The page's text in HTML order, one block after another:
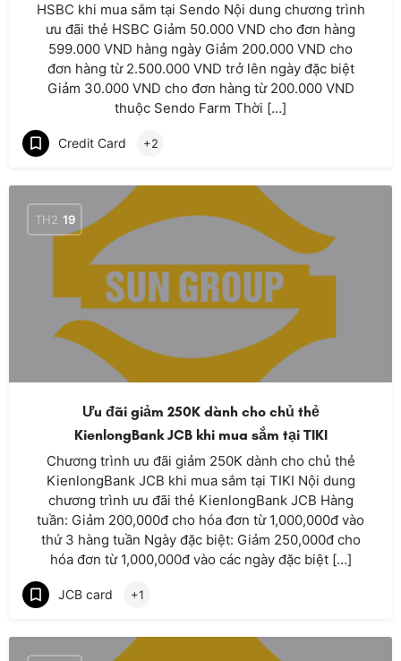
HSBC khi mua sắm tại Sendo Nội dung chương trình
ưu đãi thẻ HSBC Giảm 50.000 VND cho đơn hàng
599.000 VND hàng ngày Giảm 200.000 VND cho
đơn hàng từ 2.500.000 VND trở lên ngày đặc biệt
Giảm 30.000 VND cho đơn hàng từ 200.000 VND
thuộc Sendo Farm Thời […]
Credit Card +2
TH2 19
Ưu đãi giảm 250K dành cho chủ thẻ
KienlongBank JCB khi mua sắm tại TIKI
Chương trình ưu đãi giảm 250K dành cho chủ thẻ
KienlongBank JCB khi mua sắm tại TIKI Nội dung
chương trình ưu đãi thẻ KienlongBank JCB Hàng
tuần: Giảm 200,000đ cho hóa đơn từ 1,000,000đ vào
thứ 3 hàng tuần Ngày đặc biệt: Giảm 250,000đ cho
hóa đơn từ 1,000,000đ vào các ngày đặc biệt […]
JCB card +1